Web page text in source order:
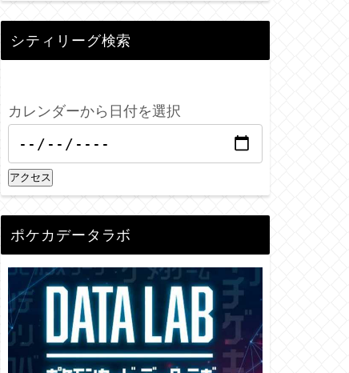
シティリーグ検索
カレンダーから日付を選択
アクセス
ポケカデータラボ